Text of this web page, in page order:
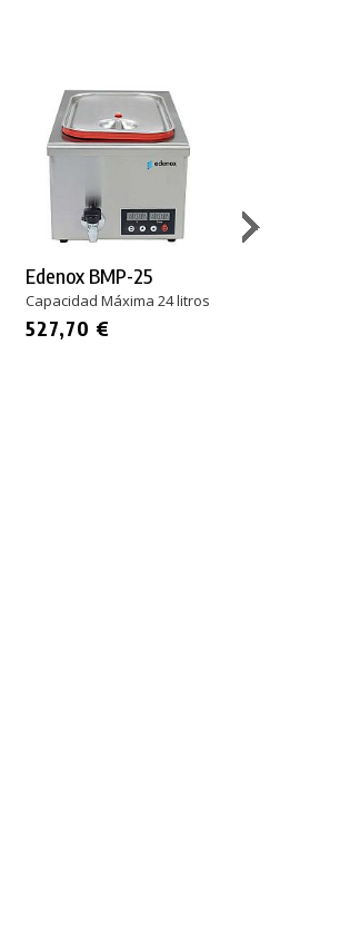
Edenox BMP-25
Capacidad Máxima 24 litros
527,70 €